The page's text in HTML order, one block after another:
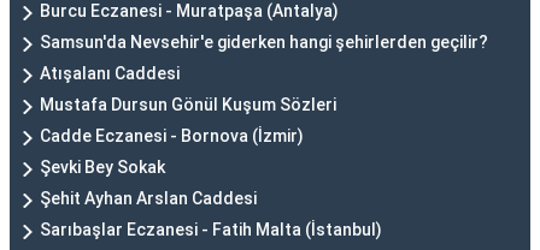
Burcu Eczanesi - Muratpaşa (Antalya)
Samsun'da Nevsehir'e giderken hangi şehirlerden geçilir?
Atışalanı Caddesi
Mustafa Dursun Gönül Kuşum Sözleri
Cadde Eczanesi - Bornova (İzmir)
Şevki Bey Sokak
Şehit Ayhan Arslan Caddesi
Sarıbaşlar Eczanesi - Fatih Malta (İstanbul)